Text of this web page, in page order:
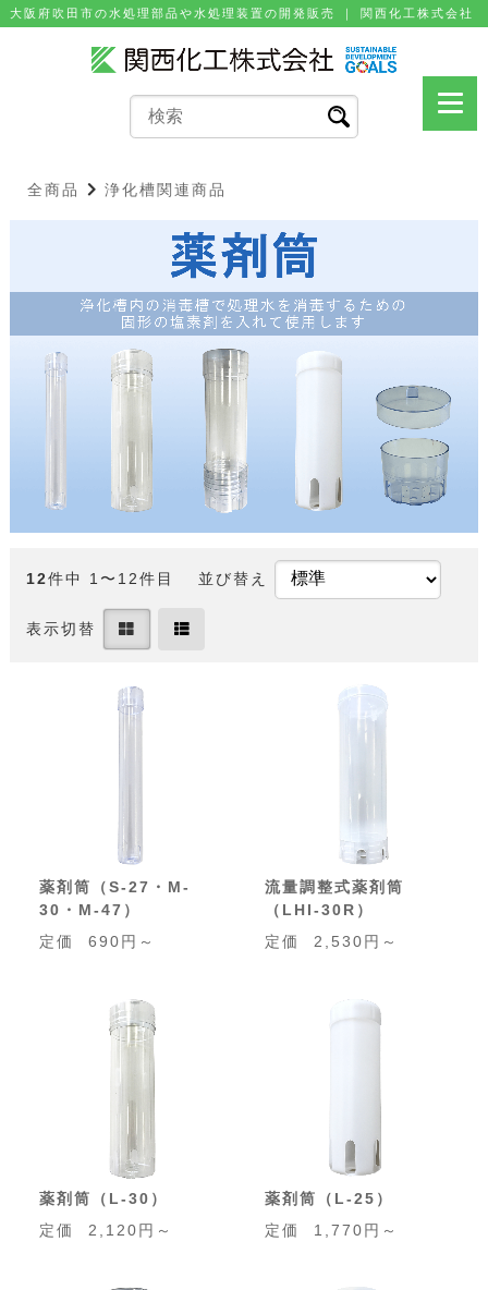
⼤阪府吹⽥市の⽔処理部品や⽔処理装置の開発販売 ｜ 関⻄化⼯株式会社
全商品 浄化槽関連商品
12件中 1〜12件目 並び替え
表示切替
薬剤筒（S-27・M-
30・M-47）
定価
690円～
流量調整式薬剤筒
（LHI-30R）
定価
2,530円～
薬剤筒（L-30）
定価
2,120円～
薬剤筒（L-25）
定価
1,770円～